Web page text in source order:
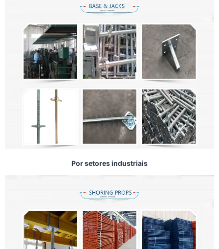
Por setores industriais